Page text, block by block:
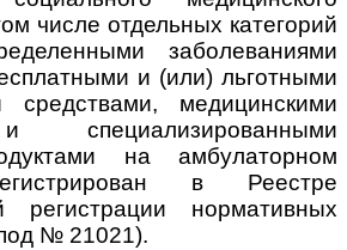
числе отдельных категорий
заболеваниями
и (или) льготными
средствами, медицинскими
специализированными
на амбулаторном
в Реестре
регистрации нормативных
№ 21021).